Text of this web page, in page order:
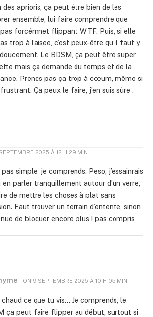
des aprioris, ça peut être bien de les
ensemble, lui faire comprendre que
pas forcémnet flippant WTF. Puis, si elle
trop à l’aisee, c’est peux-être qu’il faut y
Le BDSM, ça peut être super
mais ça demande du temps et de la
Prends pas ça trop à cœum, même si
frustrant. Ça peux le faire, j’en suis sûre .
2025 À 12 H 29 MIN
pas simple, je comprends. Peso, j’essainrais
en parler tranquillement autour d’un verre,
de mettre les choses à plat sans
Faut trouver un terrain d’entente, sinon
de bloquer encore plus ! pas compris
ON 9 SEPTEMBRE 2025 À 10 H 05 MIN
chaud ce que tu vis… Je comprends, le
ça peut faire flipper au début, surtout si